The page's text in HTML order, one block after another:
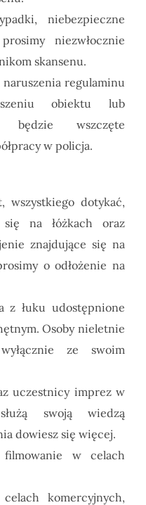
niebezpieczne
niezwłocznie
skansenu.
regulaminu
obiektu lub
będzie wszczęte
w policja.
wszystkiego dotykać,
się na łóżkach oraz
znajdujące się na
o odłożenie na
z łuku udostępnione
Osoby nieletnie
ze swoim
uczestnicy imprez w
swoją wiedzą
dowiesz się więcej.
w celach
komercyjnych,